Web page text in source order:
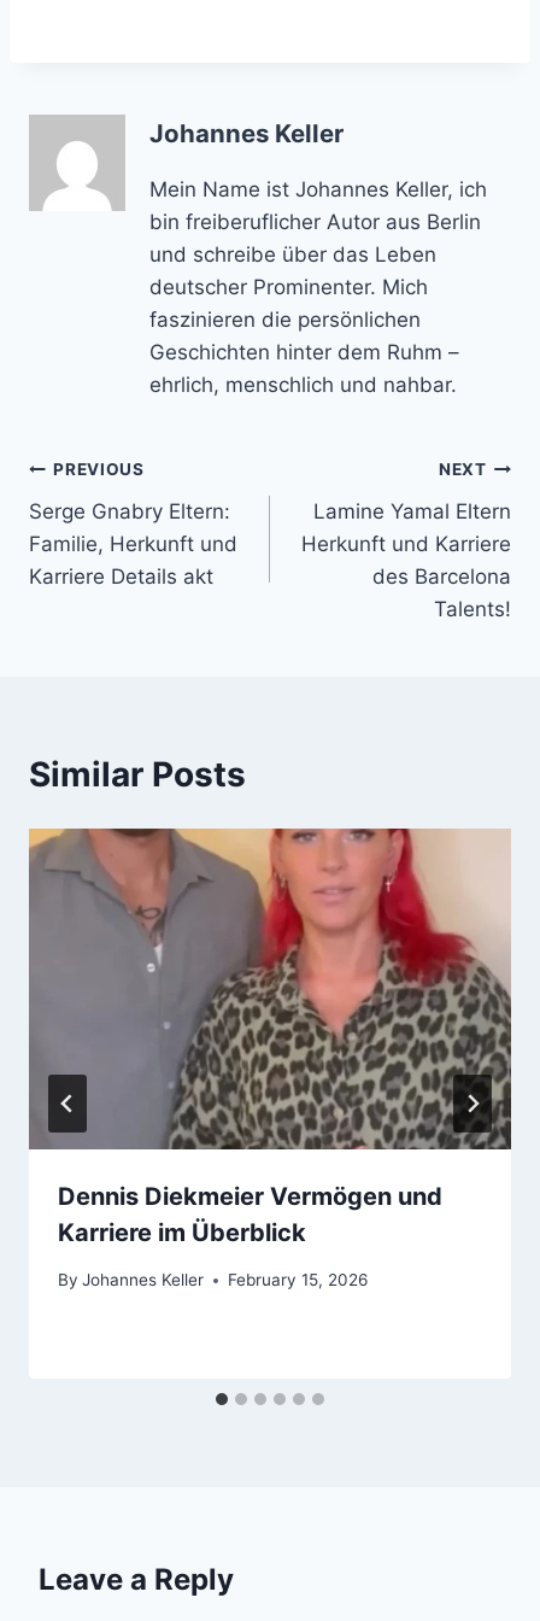
Johannes Keller
Mein Name ist Johannes Keller, ich
bin freiberuflicher Autor aus Berlin
und schreibe über das Leben
deutscher Prominenter. Mich
faszinieren die persönlichen
Geschichten hinter dem Ruhm –
ehrlich, menschlich und nahbar.
Post
navigation
PREVIOUS
Serge Gnabry Eltern:
Familie, Herkunft und
Karriere Details akt
NEXT
Lamine Yamal Eltern
Herkunft und Karriere
des Barcelona
Talents!
Similar Posts
Dennis Diekmeier Vermögen und
Karriere im Überblick
By Johannes Keller February 15, 2026
Leave a Reply